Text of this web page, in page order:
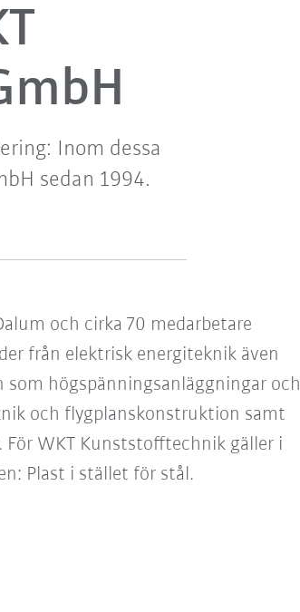
Inom dessa
sedan 1994.
och cirka 70 medarbetare
från elektrisk energiteknik även
högspänningsanläggningar och
och flygplanskonstruktion samt
WKT Kunststofftechnik gäller i
Plast i stället för stål.